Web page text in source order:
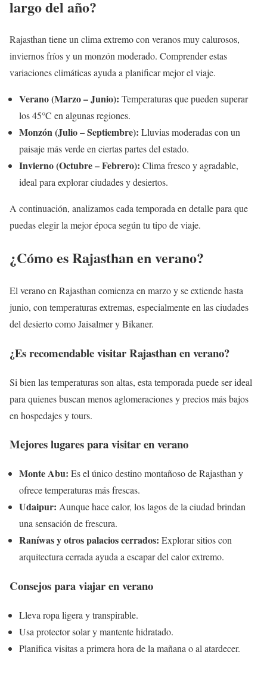
largo del año?
Rajasthan tiene un clima extremo con veranos muy calurosos,
inviernos fríos y un monzón moderado. Comprender estas
variaciones climáticas ayuda a planificar mejor el viaje.
Verano (Marzo – Junio): Temperaturas que pueden superar
los 45°C en algunas regiones.
Monzón (Julio – Septiembre): Lluvias moderadas con un
paisaje más verde en ciertas partes del estado.
Invierno (Octubre – Febrero): Clima fresco y agradable,
ideal para explorar ciudades y desiertos.
A continuación, analizamos cada temporada en detalle para que
puedas elegir la mejor época según tu tipo de viaje.
¿Cómo es Rajasthan en verano?
El verano en Rajasthan comienza en marzo y se extiende hasta
junio, con temperaturas extremas, especialmente en las ciudades
del desierto como Jaisalmer y Bikaner.
¿Es recomendable visitar Rajasthan en verano?
Si bien las temperaturas son altas, esta temporada puede ser ideal
para quienes buscan menos aglomeraciones y precios más bajos
en hospedajes y tours.
Mejores lugares para visitar en verano
Monte Abu: Es el único destino montañoso de Rajasthan y
ofrece temperaturas más frescas.
Udaipur: Aunque hace calor, los lagos de la ciudad brindan
una sensación de frescura.
Raníwas y otros palacios cerrados: Explorar sitios con
arquitectura cerrada ayuda a escapar del calor extremo.
Consejos para viajar en verano
Lleva ropa ligera y transpirable.
Usa protector solar y mantente hidratado.
Planifica visitas a primera hora de la mañana o al atardecer.